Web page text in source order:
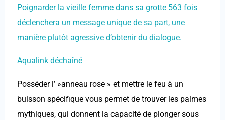
Poignarder la vieille femme dans sa grotte 563 fois
déclenchera un message unique de sa part, une
manière plutôt agressive d’obtenir du dialogue.
Aqualink déchaîné
Posséder l’ »anneau rose » et mettre le feu à un
buisson spécifique vous permet de trouver les palmes
mythiques, qui donnent la capacité de plonger sous